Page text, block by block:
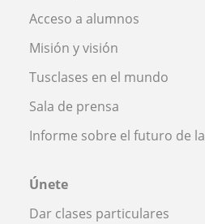
Acceso a alumnos
Misión y visión
Tusclases en el mundo
Sala de prensa
Informe sobre el futuro de
Únete
Dar clases particulares